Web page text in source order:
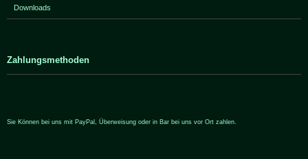
Downloads
Zahlungsmethoden
Sie Können bei uns mit PayPal, Überweisung oder in Bar bei uns vor Ort zahlen.